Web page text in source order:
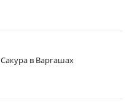
Сакура в Варгашах